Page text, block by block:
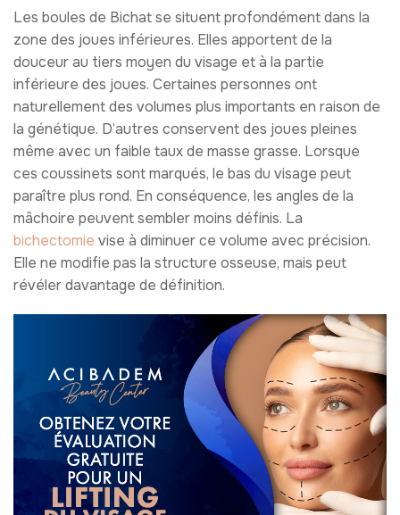
Les boules de Bichat se situent profondément dans la
zone des joues inférieures. Elles apportent de la
douceur au tiers moyen du visage et à la partie
inférieure des joues. Certaines personnes ont
naturellement des volumes plus importants en raison de
la génétique. D’autres conservent des joues pleines
même avec un faible taux de masse grasse. Lorsque
ces coussinets sont marqués, le bas du visage peut
paraître plus rond. En conséquence, les angles de la
mâchoire peuvent sembler moins définis. La
bichectomie vise à diminuer ce volume avec précision.
Elle ne modifie pas la structure osseuse, mais peut
révéler davantage de définition.